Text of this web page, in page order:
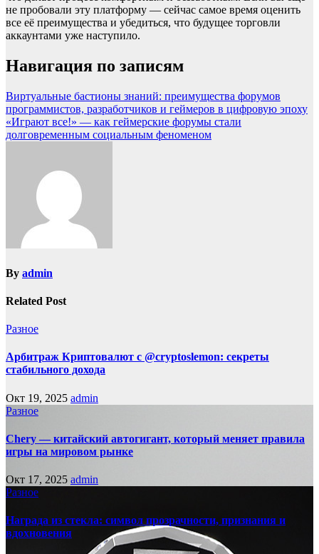
не пробовали эту платформу — сейчас самое время оценить
все её преимущества и убедиться, что будущее торговли
аккаунтами уже наступило.
Навигация по записям
Виртуальные бастионы знаний: преимущества форумов
программистов, разработчиков и геймеров в цифровую эпоху
«Играют все!» — как геймерские форумы стали
долговременным социальным феноменом
By admin
Related Post
Разное
Арбитраж Криптовалют с @cryptoslemon: секреты
стабильного дохода
Окт 19, 2025 admin
Разное
Chery — китайский автогигант, который меняет правила
игры на мировом рынке
Окт 17, 2025 admin
Разное
Награда из стекла: символ прозрачности, признания и
вдохновения